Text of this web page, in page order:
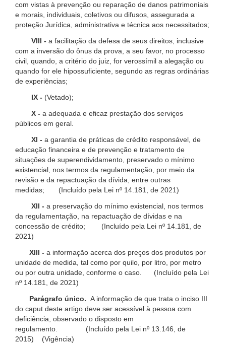
com vistas à prevenção ou reparação de danos patrimoniais
e morais, individuais, coletivos ou difusos, assegurada a
proteção Jurídica, administrativa e técnica aos necessitados;
VIII - a facilitação da defesa de seus direitos, inclusive
com a inversão do ônus da prova, a seu favor, no processo
civil, quando, a critério do juiz, for verossímil a alegação ou
quando for ele hipossuficiente, segundo as regras ordinárias
de experiências;
IX - (Vetado);
X - a adequada e eficaz prestação dos serviços
públicos em geral.
XI - a garantia de práticas de crédito responsável, de
educação financeira e de prevenção e tratamento de
situações de superendividamento, preservado o mínimo
existencial, nos termos da regulamentação, por meio da
revisão e da repactuação da dívida, entre outras
medidas; (Incluído pela Lei nº 14.181, de 2021)
XII - a preservação do mínimo existencial, nos termos
da regulamentação, na repactuação de dívidas e na
concessão de crédito; (Incluído pela Lei nº 14.181, de
2021)
XIII - a informação acerca dos preços dos produtos por
unidade de medida, tal como por quilo, por litro, por metro
ou por outra unidade, conforme o caso. (Incluído pela Lei
nº 14.181, de 2021)
Parágrafo único. A informação de que trata o inciso III
do caput deste artigo deve ser acessível à pessoa com
deficiência, observado o disposto em
regulamento. (Incluído pela Lei nº 13.146, de
2015) (Vigência)